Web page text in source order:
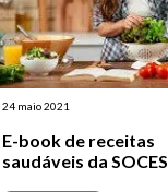
24 maio 2021
E-book de receitas
saudáveis da